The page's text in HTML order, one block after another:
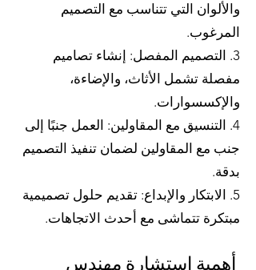
والألوان التي تتناسب مع التصميم
المرغوب.
3. التصميم المفصل: إنشاء تصاميم
مفصلة تشمل الأثاث، والإضاءة،
والإكسسوارات.
4. التنسيق مع المقاولين: العمل جنبًا إلى
جنب مع المقاولين لضمان تنفيذ التصميم
بدقة.
5. الابتكار والإبداع: تقديم حلول تصميمية
مبتكرة تتماشى مع أحدث الاتجاهات.
أهمية استشارة مهندس